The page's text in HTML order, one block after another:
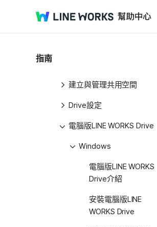
指南
管理檔案和資料夾
建立與管理共用空間
Drive設定
電腦版LINE WORKS Drive
Windows
電腦版LINE WORKS
Drive介紹
安裝電腦版LINE
WORKS Drive